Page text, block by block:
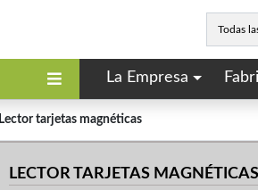
Todas
La Empresa
Lector tarjetas magnéticas
LECTOR TARJETAS MAGNÉTICAS